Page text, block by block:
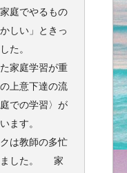
庭でやるもの
しい」ときっ
た。
家庭学習が重
上意下達の流
での学習〉が
ます。
は教師の多忙
ました。 家